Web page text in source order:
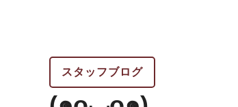
スタッフブログ